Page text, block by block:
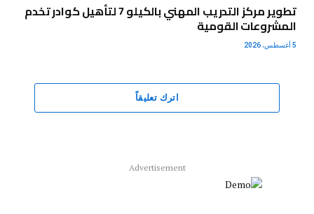
تطوير مركز التدريب المهني بالكيلو 7 لتأهيل كوادر تخدم
المشروعات القومية
5 أغسطس، 2026
اترك تعليقاً
Advertisement